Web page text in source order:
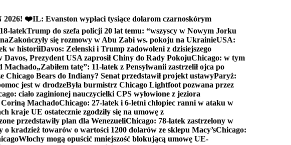
2026! ❤️IL: Evanston wypłaci tysiące dolarom czarnoskórym
latekTrump do szefa policji 20 lat temu: “wszyscy w Nowym Jorku
Zakończyły się rozmowy w Abu Zabi ws. pokoju na UkrainieUSA:
w historiiDavos: Zełenski i Trump zadowoleni z dzisiejszego
Davos, Prezydent USA zaprosił Chiny do Rady PokojuChicago: w tym
Machado„Zabiłem tatę”: 11-latek z Pensylwanii zastrzelił ojca po
Chicago Bears do Indiany? Senat przedstawił projekt ustawyParyż:
jest w drodzeByła burmistrz Chicago Lightfoot pozwana przez
ciało zaginionej nauczycielki CPS wyłowione z jeziora
MachadoChicago: 27-latek i 6-letni chłopiec ranni w ataku w
kraje UE ostatecznie zgodziły się na umowę z
przedstawiły plan dla WenezueliChicago: 78-latek zastrzelony w
o kradzież towarów o wartości 1200 dolarów ze sklepu Macy’sChicago:
Włochy mogą opuścić mniejszość blokującą umowę UE-